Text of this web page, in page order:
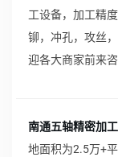
工设备，加工精
铆，冲孔，攻丝
迎各大商家前来
南通五轴精密加
地面积为2.5万+